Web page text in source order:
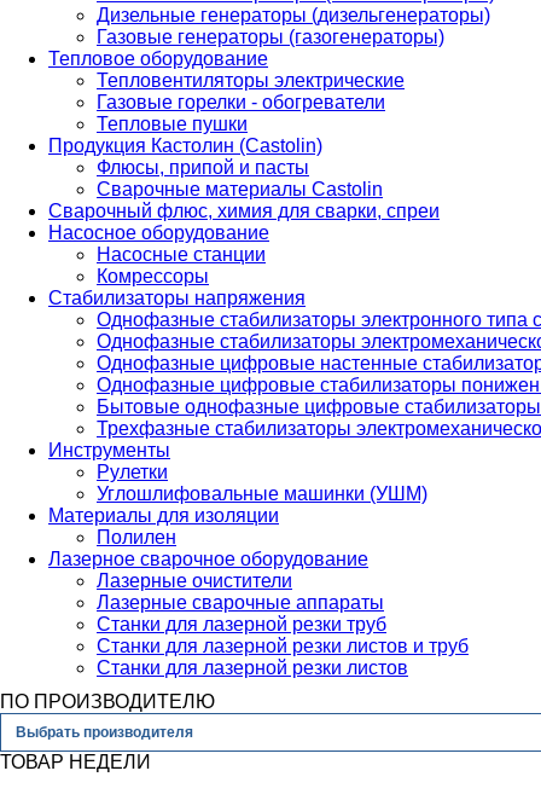
Дизельные генераторы (дизельгенераторы)
Газовые генераторы (газогенераторы)
Тепловое оборудование
Тепловентиляторы электрические
Газовые горелки - обогреватели
Тепловые пушки
Продукция Кастолин (Castolin)
Флюсы, припой и пасты
Сварочные материалы Castolin
Сварочный флюс, химия для сварки, спреи
Насосное оборудование
Насосные станции
Комрессоры
Стабилизаторы напряжения
Однофазные стабилизаторы электронного
Однофазные стабилизаторы
Однофазные цифровые настенные
Однофазные цифровые стабилизаторы
Бытовые однофазные цифровые стабилизаторы
Трехфазные стабилизаторы
Инструменты
Рулетки
Углошлифовальные машинки (УШМ)
Материалы для изоляции
Полилен
Лазерное сварочное оборудование
Лазерные очистители
Лазерные сварочные аппараты
Станки для лазерной резки труб
Станки для лазерной резки листов и труб
Станки для лазерной резки листов
ПО ПРОИЗВОДИТЕЛЮ
Выбрать производителя
ТОВАР НЕДЕЛИ